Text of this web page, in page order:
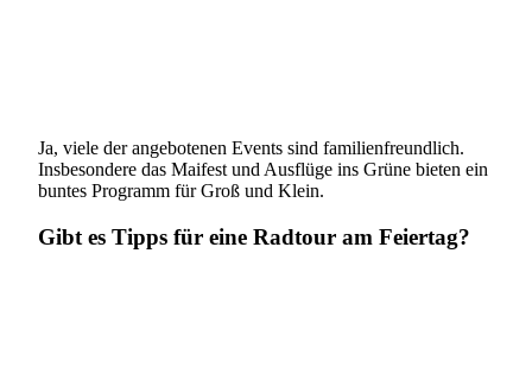
Ja, viele der angebotenen Events sind familienfreundlich.
Insbesondere das Maifest und Ausflüge ins Grüne bieten ein
buntes Programm für Groß und Klein.
Gibt es Tipps für eine Radtour am Feiertag?